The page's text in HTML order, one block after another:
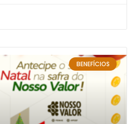
BENEFÍCIOS